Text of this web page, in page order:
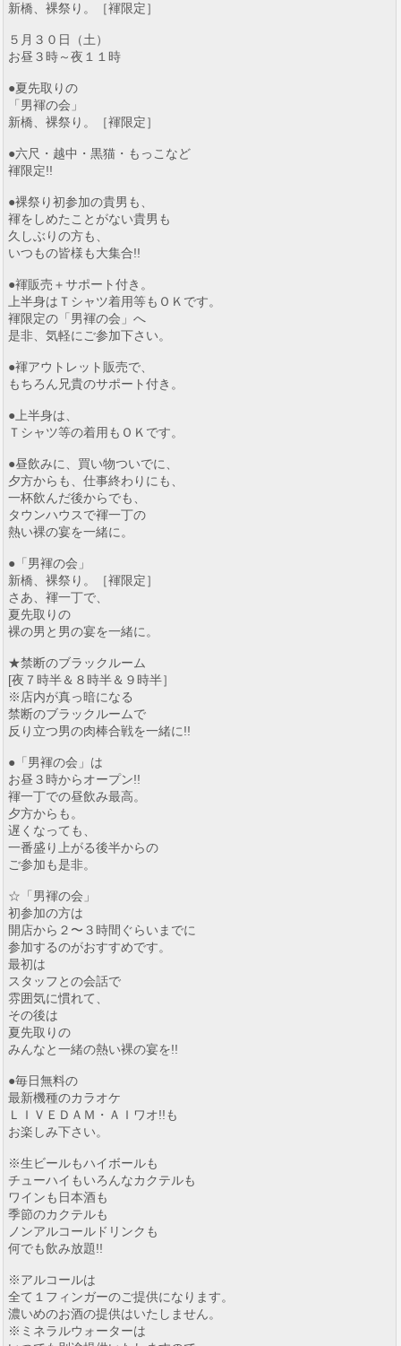
新橋、裸祭り。［褌限定］
５月３０日（土）
お昼３時～夜１１時
●夏先取りの
「男褌の会」
新橋、裸祭り。［褌限定］
●六尺・越中・黒猫・もっこなど
褌限定!!
●裸祭り初参加の貴男も、
褌をしめたことがない貴男も
久しぶりの方も、
いつもの皆様も大集合!!
●褌販売＋サポート付き。
上半身はＴシャツ着用等もＯＫです。
褌限定の「男褌の会」へ
是非、気軽にご参加下さい。
●褌アウトレット販売で、
もちろん兄貴のサポート付き。
●上半身は、
Ｔシャツ等の着用もＯＫです。
●昼飲みに、買い物ついでに、
夕方からも、仕事終わりにも、
一杯飲んだ後からでも、
タウンハウスで褌一丁の
熱い裸の宴を一緒に。
●「男褌の会」
新橋、裸祭り。［褌限定］
さあ、褌一丁で、
夏先取りの
裸の男と男の宴を一緒に。
★禁断のブラックルーム
[夜７時半＆８時半＆９時半］
※店内が真っ暗になる
禁断のブラックルームで
反り立つ男の肉棒合戦を一緒に!!
●「男褌の会」は
お昼３時からオープン!!
褌一丁での昼飲み最高。
夕方からも。
遅くなっても、
一番盛り上がる後半からの
ご参加も是非。
☆「男褌の会」
初参加の方は
開店から２〜３時間ぐらいまでに
参加するのがおすすめです。
最初は
スタッフとの会話で
雰囲気に慣れて、
その後は
夏先取りの
みんなと一緒の熱い裸の宴を!!
●毎日無料の
最新機種のカラオケ
ＬＩＶＥＤＡＭ・ＡＩワオ!!も
お楽しみ下さい。
※生ビールもハイボールも
チューハイもいろんなカクテルも
ワインも日本酒も
季節のカクテルも
ノンアルコールドリンクも
何でも飲み放題!!
※アルコールは
全て１フィンガーのご提供になります。
濃いめのお酒の提供はいたしません。
※ミネラルウォーターは